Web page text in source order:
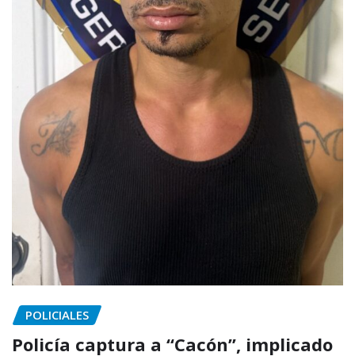
POLICIALES
Policía captura a “Cacón”, implicado